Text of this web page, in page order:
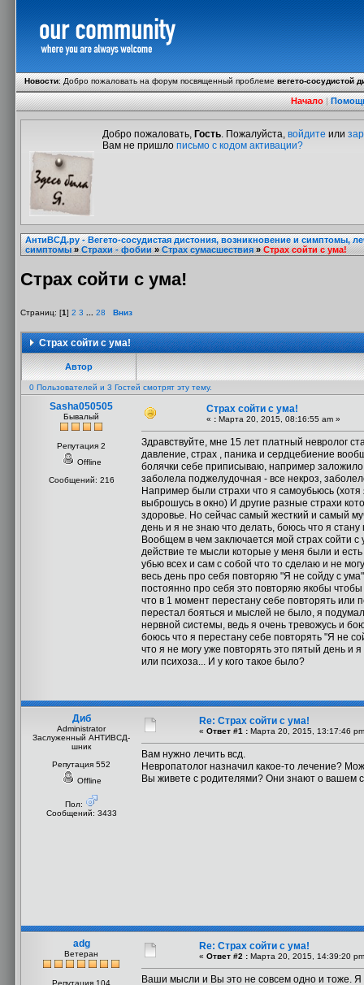
Новости:Добро пожаловать на форум посвященный проблемевегето-сосудистой
Начало|
Добро пожаловать, Гость. Пожалуйста, войдите или
Вам не пришло письмо с кодом активации?
АнтиВСД.ру - Вегето-сосудистая дистония, возникновение и симптомы,
симптомы»Страхи - фобии»Страх сумасшествия»Страх сойти с ума!
Страх сойти с ума!
Страниц: [1] 2 3 28 Вниз
Страх сойти с ума!
Автор
0 Пользователей и 3 Гостей смотрят эту тему.
Sasha050505
Бывалый
Репутация 2
Offline
Сообщений: 216
Страх сойти с ума!
« : Марта 20, 2015, 08:16:55 am »
Здравствуйте, мне 15 лет платный невролог
давление, страх , паника и сердцебиение
болячки себе приписываю, например заложило
заболела поджелудочная - все некроз,
Например были страхи что я самоубьюсь (хотя
выброшусь в окно) И другие разные страхи
здоровье. Но сейчас самый жесткий и самый
день и я не знаю что делать, боюсь что я
Вообщем в чем заключается мой страх сойти
действие те мысли которые у меня были и
убью всех и сам с собой что то сделаю и не
весь день про себя повторяю "Я не сойду с
постоянно про себя это повторяю якобы
что в 1 момент перестану себе повторять или
перестал бояться и мыслей не было, я
нервной системы, ведь я очень тревожусь и
боюсь что я перестану себе повторять "Я не
что я не могу уже повторять это пятый день и
или психоза... И у кого такое было?
Диб
Administrator
Заслуженный АНТИВСД-
шник
Репутация 552
Offline
Пол:
Сообщений: 3433
Re: Страх сойти с ума!
« Ответ #1 : Марта 20, 2015, 13:17:46
Вам нужно лечить всд.
Невропатолог назначил какое-то лечение?
Вы живете с родителями? Они знают о вашем
adg
Ветеран
Репутация 104
Re: Страх сойти с ума!
« Ответ #2 : Марта 20, 2015, 14:39:20
Ваши мысли и Вы это не совсем одно и тоже. Я